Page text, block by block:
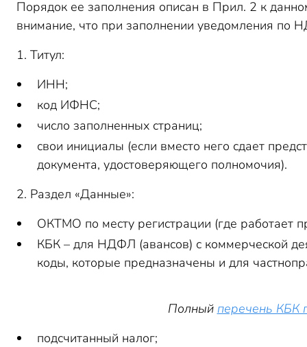
Порядок ее заполнения описан в Прил. 2 к
внимание, что при заполнении уведомления по
1. Титул:
ИНН;
код ИФНС;
число заполненных страниц;
свои инициалы (если вместо него сдает
документа, удостоверяющего полномочия).
2. Раздел «Данные»:
ОКТМО по месту регистрации (где работает
КБК – для НДФЛ (авансов) с коммерческой
коды, которые предназначены и для
Полный перечень
подсчитанный налог;